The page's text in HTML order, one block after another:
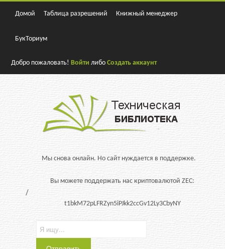
Домой Таблица разрешений Книжный менеджер
БукТориум
Добро пожаловать!Войти либоСоздать аккаунт
Мы снова онлайн. Но сайт нуждается в поддержке.
Вы можете поддержать нас криптовалютой ZEC:
t1bkM72pLFRZyn5iPJkk2ccGv12Ly3CbyNY